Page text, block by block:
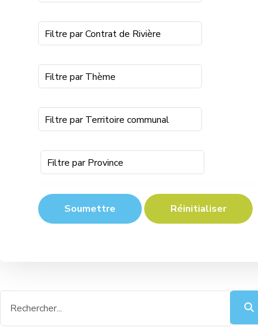
Filtre par Contrat de Rivière
Filtre par Thème
Filtre par Territoire communal
Filtre par Province
Soumettre Réinitialiser